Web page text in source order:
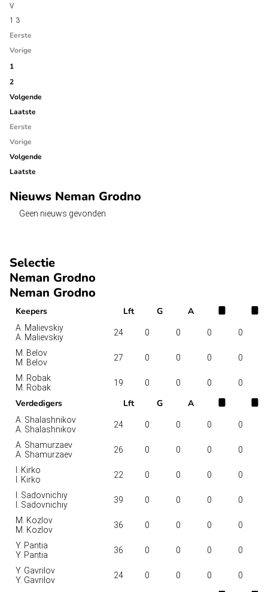
1 3
Eerste
Vorige
1
2
Volgende
Laatste
Eerste
Vorige
Volgende
Laatste
Nieuws Neman Grodno
Geen nieuws gevonden
Selectie
Neman Grodno
Neman Grodno
Keepers Lft G A
A. Malievskiy
A. Malievskiy
24 0 0 0 0
M. Belov
M. Belov
27 0 0 0 0
M. Robak
M. Robak
19 0 0 0 0
Verdedigers Lft G A
A. Shalashnikov
A. Shalashnikov
24 0 0 0 0
A. Shamurzaev
A. Shamurzaev
26 0 0 0 0
I. Kirko
I. Kirko
22 0 0 0 0
I. Sadovnichiy
I. Sadovnichiy
39 0 0 0 0
M. Kozlov
M. Kozlov
36 0 0 0 0
Y. Pantia
Y. Pantia
36 0 0 0 0
Y. Gavrilov
Y. Gavrilov
24 0 0 0 0